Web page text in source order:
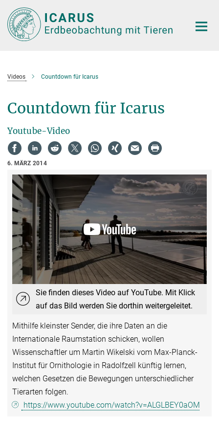
Hauptinhalt
Videos Countdown für Icarus
Countdown für Icarus
Youtube-Video
6. MÄRZ 2014
Sie finden dieses Video auf YouTube. Mit Klick
auf das Bild werden Sie dorthin weitergeleitet.
Mithilfe kleinster Sender, die ihre Daten an die
Internationale Raumstation schicken, wollen
Wissenschaftler um Martin Wikelski vom Max-Planck-
Institut für Ornithologie in Radolfzell künftig lernen,
welchen Gesetzen die Bewegungen unterschiedlicher
Tierarten folgen.
https://www.youtube.com/watch?v=ALGLBEY0aOM